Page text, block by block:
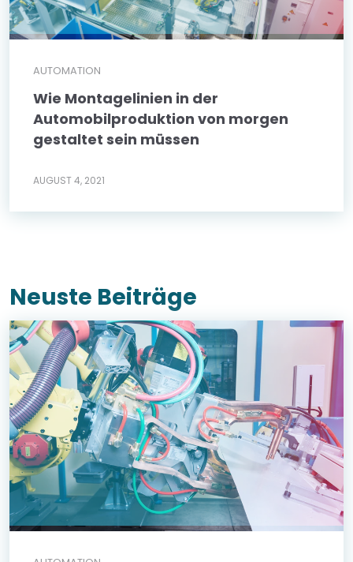
AUTOMATION
Wie Montagelinien in der
Automobilproduktion von morgen
gestaltet sein müssen
AUGUST 4, 2021
Neuste Beiträge